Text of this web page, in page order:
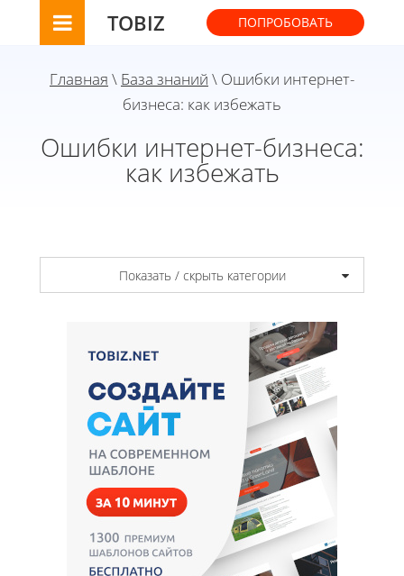
TOBIZ ПОПРОБОВАТЬ
Главная \ База знаний \ Ошибки интернет-
бизнеса: как избежать
Ошибки интернет-бизнеса:
как избежать
Показать / скрыть категории